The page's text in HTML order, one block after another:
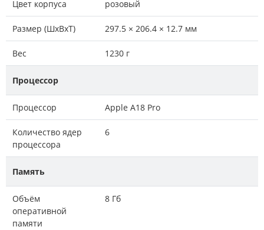
Цвет корпуса розовый
Размер (ШxВxТ) 297.5 × 206.4 × 12.7 мм
Вес 1230 г
Процессор
Процессор Apple A18 Pro
Количество ядер
процессора
6
Память
Объём
оперативной
памяти
8 Гб